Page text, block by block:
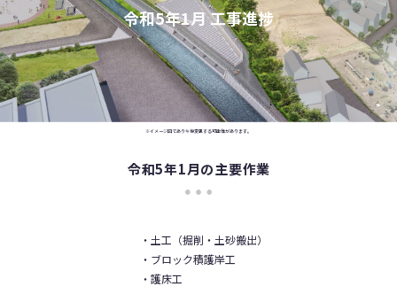
令和5年1月 工事進捗
※イメージ図であり今後変更する可能性があります。
令和5年1月の主要作業
・土工（掘削・土砂搬出）
・ブロック積護岸工
・護床工